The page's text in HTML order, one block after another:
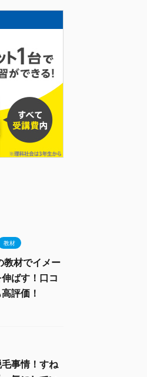
教材
教材でイメー
ばす！口コ
評価！
事情！すね